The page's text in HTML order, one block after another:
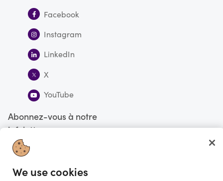
Facebook
Instagram
LinkedIn
X
YouTube
Abonnez-vous à notre
infolettre
We use cookies